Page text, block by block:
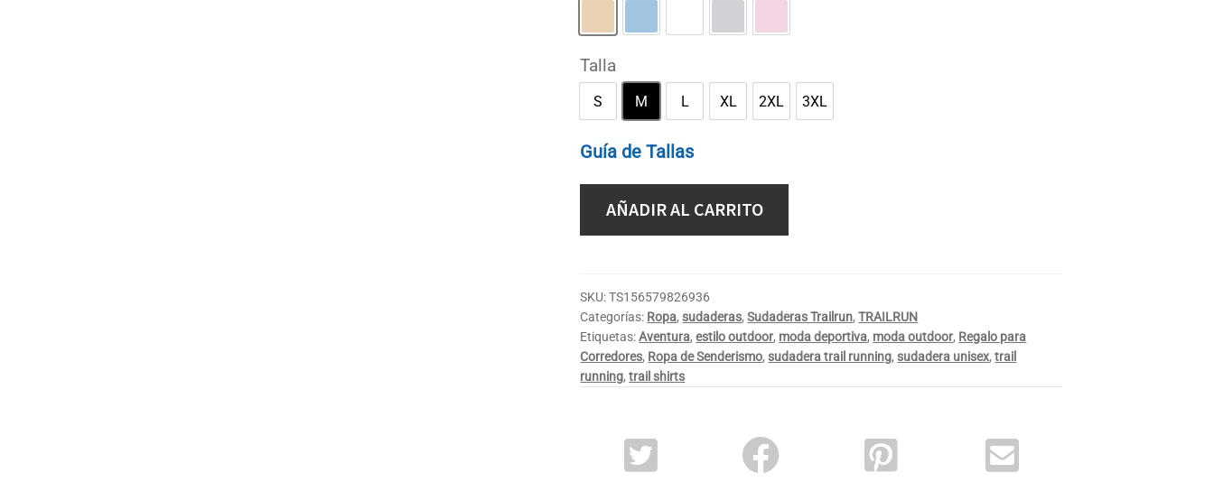
Talla
S
S
M
M
L
L
XL
XL
2XL
2XL
3XL
3XL
Guía de Tallas
AÑADIR AL CARRITO
SKU:TS156579826936
Categorías: Ropa,sudaderas,Sudaderas Trailrun,TRAILRUN
Etiquetas:Aventura,estilo outdoor, moda deportiva, moda outdoor, Regalo para
Corredores, Ropa de Senderismo,sudadera trail running,sudadera unisex,trail
running,trail shirts